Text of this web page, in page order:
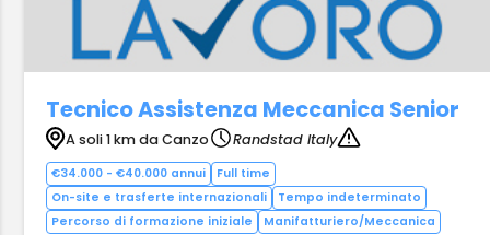
Tecnico Assistenza Meccanica Senior
A soli 1 km da Canzo Randstad Italy
€34.000 - €40.000 annui
Full time
On-site e trasferte internazionali
Tempo indeterminato
Percorso di formazione iniziale
Manifatturiero/Meccanica